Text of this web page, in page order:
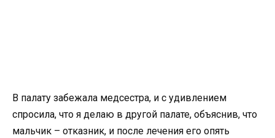
В палату забежала медсестра, и с удивлением
спросила, что я делаю в другой палате, объяснив, что
мальчик – отказник, и после лечения его опять